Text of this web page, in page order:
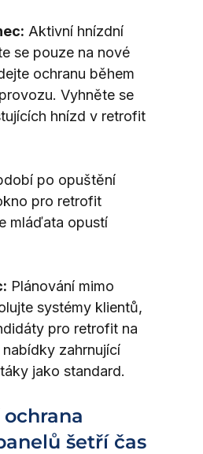
Aktivní hnízdní
se pouze na nové
ochranu během
Vyhněte se
hnízd v retrofit
po opuštění
pro retrofit
mláďata opustí
Plánování mimo
systémy klientů,
pro retrofit na
zahrnující
jako standard.
šetří čas